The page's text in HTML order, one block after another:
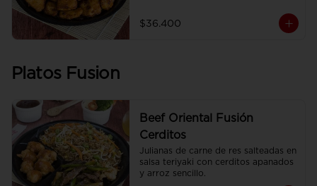
$36.400
Platos Fusion
Beef Oriental Fusión
Cerditos
Julianas de carne de res salteadas en
salsa teriyaki con cerditos apanados
y arroz sencillo.